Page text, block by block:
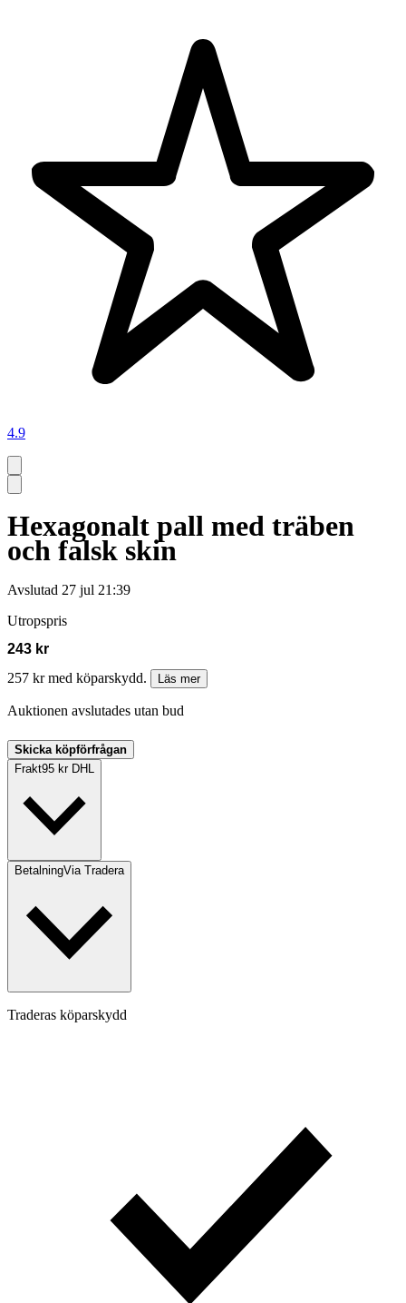
4.9
Hexagonalt pall med träben
och falsk skin
Avslutad 27 jul 21:39
Utropspris
243 kr
257 kr med köparskydd.
Läs mer
Auktionen avslutades utan bud
Skicka köpförfrågan
Frakt95 kr DHL
BetalningVia Tradera
Traderas köparskydd